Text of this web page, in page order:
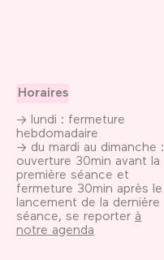
Horaires
→ lundi : fermeture
hebdomadaire
→ du mardi au dimanche :
ouverture 30min avant la
première séance et
fermeture 30min après le
lancement de la dernière
séance, se reporter à
notre agenda